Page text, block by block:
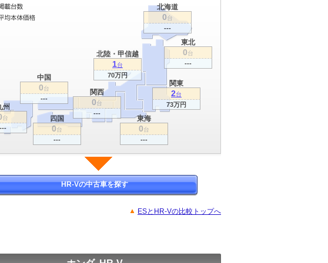
関東
2台
73万円
関西
0台
---
東海
0台
---
北海道
0台
---
州
台
---
東北
0台
---
北陸・甲信越
1台
70万円
中国
0台
---
四国
0台
---
HR-Vの中古車を探す
ESとHR-Vの比較トップへ